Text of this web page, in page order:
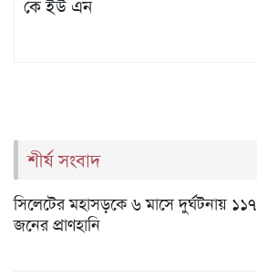
কে ইউ এন
শীর্ষ সংবাদ
সিলেটের মহাসড়কে ৬ মাসে দুর্ঘটনায় ১১৭
জনের প্রাণহানি